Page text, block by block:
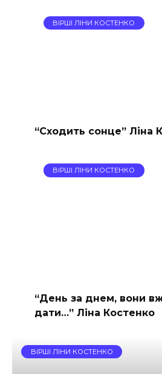
ВІРШІ ЛІНИ КОСТЕНКО
“Сходить сонце” Ліна
ВІРШІ ЛІНИ КОСТЕНКО
“День за днем, вони
дати…” Ліна Костенко
ВІРШІ ЛІНИ КОСТЕНКО